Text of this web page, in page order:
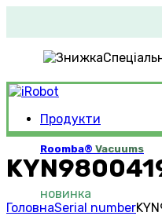
Продукти
Roomba® Vacuums
новинка
ГоловнаSerial number